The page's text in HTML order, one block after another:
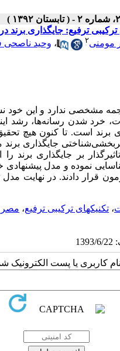
ترفیع: جایگذاری برند
مومنی۲ ، وحید ناصحی
مشخصی ندارد و این
خرد شدن رسانه‌ها، رشد
برند است. تا کنون هیچ
جایگذاری
بر جایگذاری برند
شده است، مورد آزمون قرار
، تکنیکهای ترکیبی ترفیع،
کاربری یا پست الکترونیک